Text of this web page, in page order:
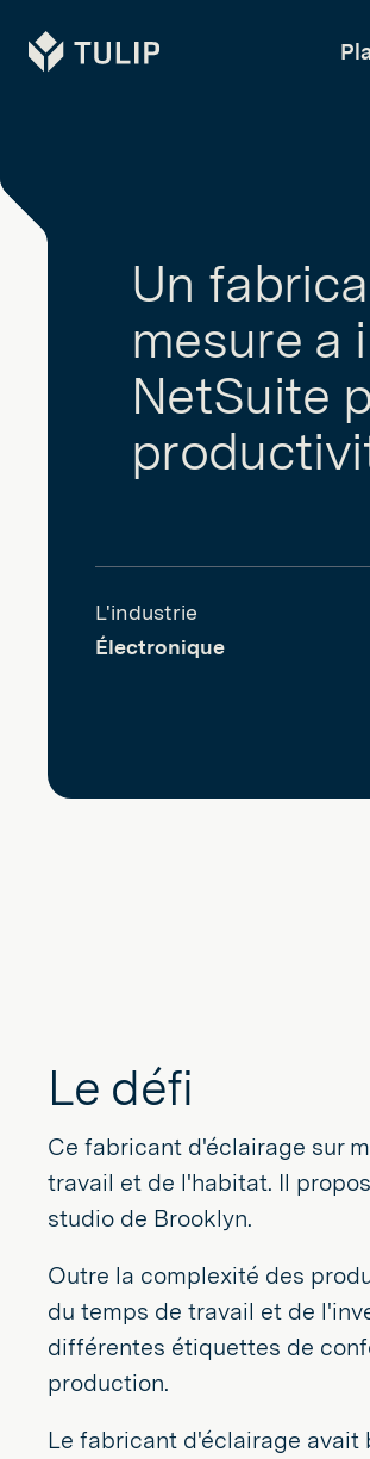
Tulip
Un
mesure a
NetSuite
L'industrie
Électronique
Le défi
Ce fabricant d'éclairage sur
travail et de l'habitat. Il
studio de Brooklyn.
Outre la complexité des
du temps de travail et de
différentes étiquettes de
production.
Le fabricant d'éclairage avait